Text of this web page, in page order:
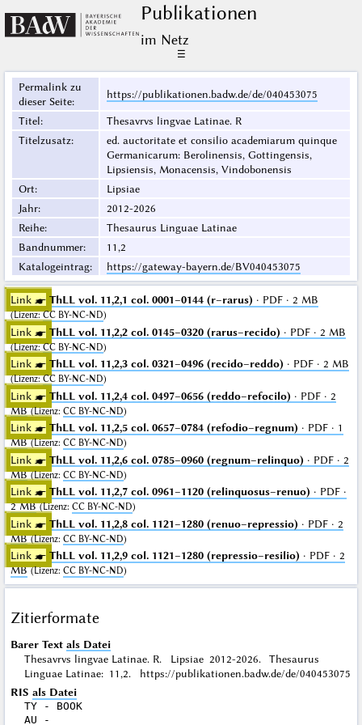
Publikationen
im Netz
☰
Permalink zu
dieser Seite:
https://publikationen.badw.de/de/040453075
Titel:
Thesavrvs lingvae Latinae. R
Titelzusatz:
ed. auctoritate et consilio academiarum quinque
Germanicarum: Berolinensis, Gottingensis,
Lipsiensis, Monacensis, Vindobonensis
Ort:
Lipsiae
Jahr:
2012-2026
Reihe:
Thesaurus Linguae Latinae
Bandnummer:
11,2
Katalogeintrag: https://gateway-bayern.de/BV040453075
Link ☛ ThLL vol. 11,2,1 col. 0001–0144 (r–rarus) · PDF · 2 MB
(Lizenz:CC BY-NC-ND)
Link ☛ ThLL vol. 11,2,2 col. 0145–0320 (rarus–recido) · PDF · 2 MB
(Lizenz:CC BY-NC-ND)
Link ☛ ThLL vol. 11,2,3 col. 0321–0496 (recido–reddo) · PDF · 2 MB
(Lizenz:CC BY-NC-ND)
Link ☛ ThLL vol. 11,2,4 col. 0497–0656 (reddo–refocilo) · PDF · 2
MB (Lizenz: CC BY-NC-ND)
Link ☛ ThLL vol. 11,2,5 col. 0657–0784 (refodio–regnum) · PDF · 1
MB (Lizenz: CC BY-NC-ND)
Link ☛ ThLL vol. 11,2,6 col. 0785–0960 (regnum–relinquo) · PDF · 2
MB (Lizenz: CC BY-NC-ND)
Link ☛ ThLL vol. 11,2,7 col. 0961–1120 (relinquosus–renuo) · PDF ·
2 MB (Lizenz: CC BY-NC-ND)
Link ☛ ThLL vol. 11,2,8 col. 1121–1280 (renuo–repressio) · PDF · 2
MB (Lizenz: CC BY-NC-ND)
Link ☛ ThLL vol. 11,2,9 col. 1121–1280 (repressio–resilio) · PDF · 2
MB (Lizenz: CC BY-NC-ND)
Zitierformate
Barer Text als Datei
Thesavrvs lingvae Latinae. R. Lipsiae 2012-2026. Thesaurus
Linguae Latinae: 11,2. https://publikationen.badw.de/de/040453075
RIS als Datei
TY - BOOK
AU -